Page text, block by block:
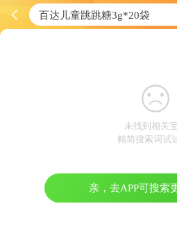
未找到相关
精简搜索词试
亲，去APP可搜索